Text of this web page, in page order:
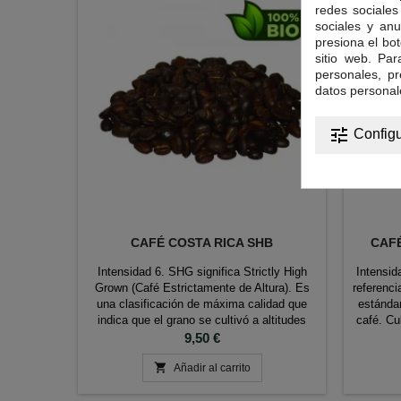
CAFÉ COSTA RICA SHB
Intensidad 6. SHG significa Strictly High
Grown (Café Estrictamente de Altura). Es
una clasificación de máxima calidad que
indica que el grano se cultivó a altitudes
superiores a los 1.350 metros sobre el nivel
crecimiento más lento, produciendo un
Precio
9,50 €
 Añadir al carrito
café.
alta
redes
sociales y
presiona el
sitio web.
personales,
datos
tune